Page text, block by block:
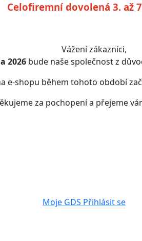
Celofiremní dovolená 3. až
Vážení zákazníci,
2026bude naše společnost z
e-shopu během tohoto období
za pochopení a přejeme
Moje GDS Přihlásit se